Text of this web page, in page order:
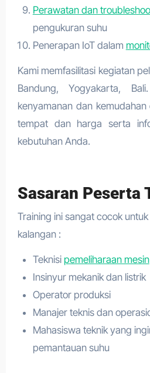
Perawatan dan
pengukuran suhu
Penerapan IoT dalam
Kami memfasilitasi kegiatan
Bandung, Yogyakarta,
kenyamanan dan
tempat dan harga serta
kebutuhan Anda.
Sasaran Peserta
Training ini sangat cocok
kalangan :
Teknisi pemeliharaan mesin
Insinyur mekanik dan listrik
Operator produksi
Manajer teknis dan
Mahasiswa teknik yang
pemantauan suhu